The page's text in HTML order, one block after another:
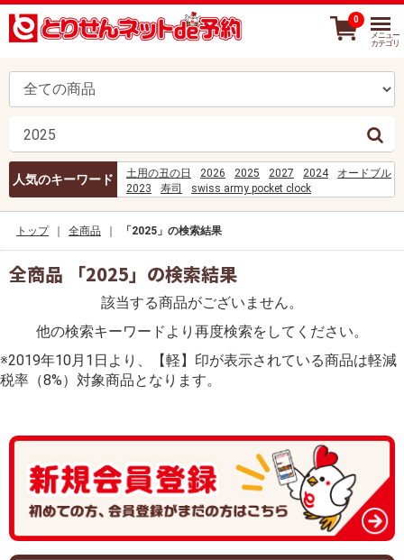
人気のキーワード 土用の丑の日 2026 2025 2027 2024
オードブル
2023
寿司
swiss army pocket clock
COES%2FD-631-2023
%D1%82%D0%B2%D0%BE%D1%8F
刺身
el objetivo extra%C3%B1o era yo cap 25
%5C%5C192.168.119.18%5Cpress%5CPF-PRESS%5C1
お寿司
0
メニュー
カテゴリ
トップ 全商品 「2025」の検索結果
全商品 「2025」の検索結果
該当する商品がございません。
他の検索キーワードより再度検索をしてください。
※2019年10月1日より、【軽】印が表示されている商品は軽減
税率（8%）対象商品となります。